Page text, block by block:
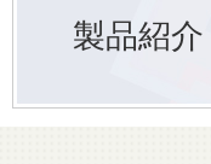
製品紹介